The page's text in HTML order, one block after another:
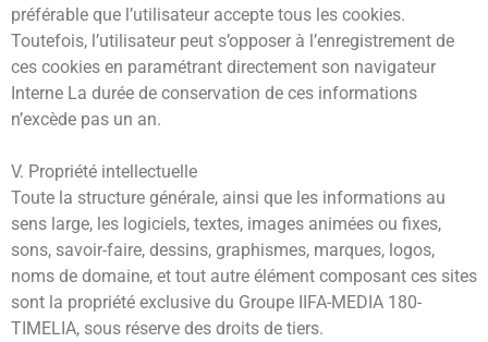
préférable que l’utilisateur accepte tous les cookies.
Toutefois, l’utilisateur peut s’opposer à l’enregistrement de
ces cookies en paramétrant directement son navigateur
Interne La durée de conservation de ces informations
n’excède pas un an.
V. Propriété intellectuelle
Toute la structure générale, ainsi que les informations au
sens large, les logiciels, textes, images animées ou fixes,
sons, savoir-faire, dessins, graphismes, marques, logos,
noms de domaine, et tout autre élément composant ces sites
sont la propriété exclusive du Groupe IIFA-MEDIA 180-
TIMELIA, sous réserve des droits de tiers.